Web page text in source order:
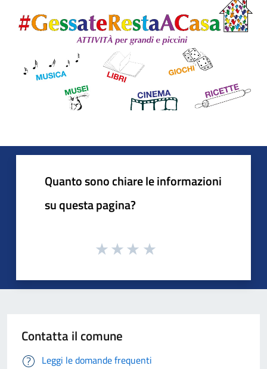
Quanto sono chiare le informazioni
su questa pagina?
Contatta il comune
Leggi le domande frequenti